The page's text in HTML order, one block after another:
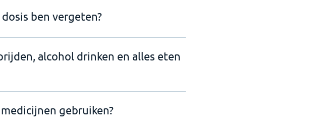
ben vergeten?
alcohol drinken en alles eten
gebruiken?